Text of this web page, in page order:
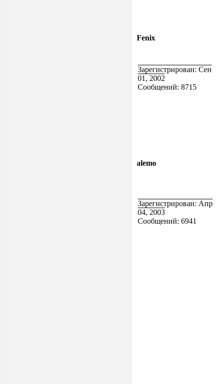
Fenix
Зарегистрирован: Сен
01, 2002
Сообщений: 8715
alemo
Зарегистрирован: Апр
04, 2003
Сообщений: 6941